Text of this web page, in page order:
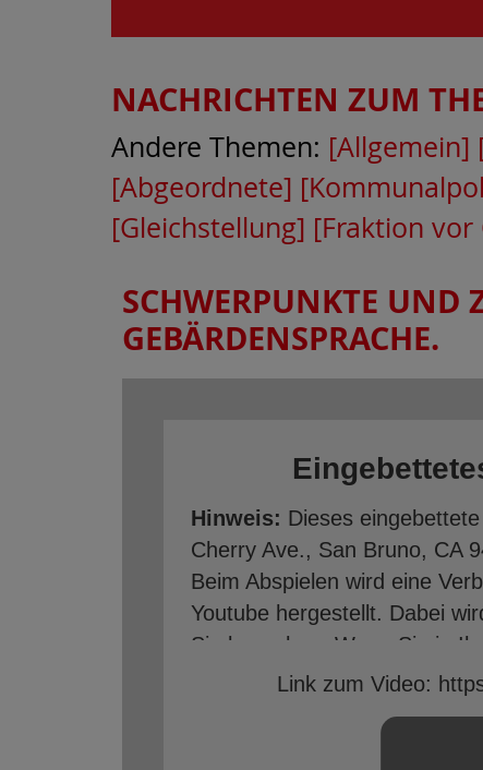
NACHRICHTEN ZUM
Andere Themen: [Allgemein]
[Abgeordnete]
[Gleichstellung] [Fraktion vor
SCHWERPUNKTE UND
GEBÄRDENSPRACHE.
Hinweis: Dieses
Cherry Ave., San Bruno, CA
Beim Abspielen wird eine
Youtube hergestellt. Dabei
Sie besuchen. Wenn Sie in
sind, kann Youtube Ihr
Ihrem Youtube-Account
Link zum Video: